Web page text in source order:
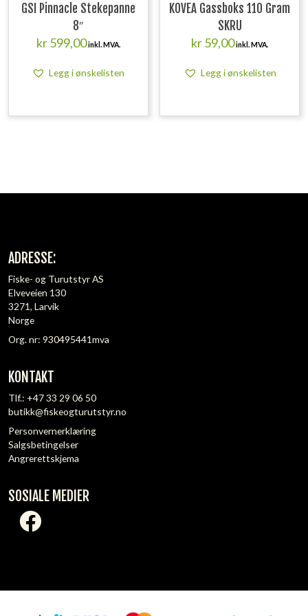
GSI Pinnacle Stekepanne
8″
kr599,00inkl. MVA.
Legg i ønskelisten
KOVEA Gassboks 110 Gram
SKRU
kr59,00inkl. MVA.
Legg i ønskelisten
ADRESSE:
Fiske- og Turutstyr AS
Elveveien 130
3271, Larvik
Norge
Org. nr: 930495441mva
KONTAKT
Tlf.: +47 33 29 06 50
butikk@fiskeogturutstyr.no
Personvernerklæring
Salgsbetingelser
Angrerettskjema
SOSIALE MEDIER